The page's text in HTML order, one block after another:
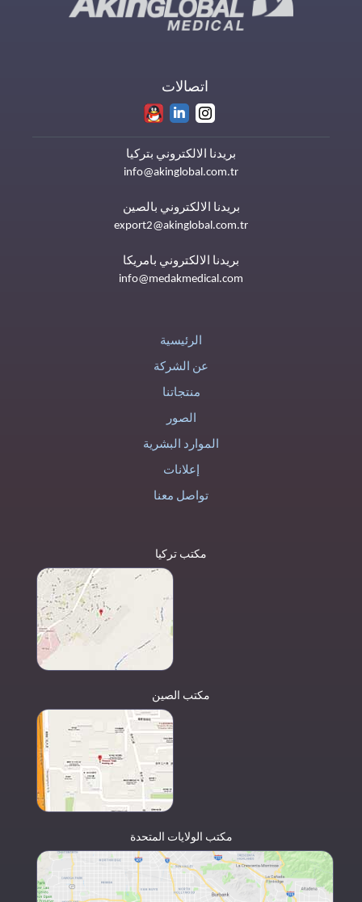
اتصالات
بريدنا الالكتروني بتركيا
info@akinglobal.com.tr
بريدنا الالكتروني بالصين
export2@akinglobal.com.tr
بريدنا الالكتروني بامريكا
info@medakmedical.com
الرئيسية
عن الشركة
منتجاتنا
الصور
الموارد البشرية
إعلانات
تواصل معنا
مكتب تركيا
مكتب الصين
مكتب الولايات المتحدة